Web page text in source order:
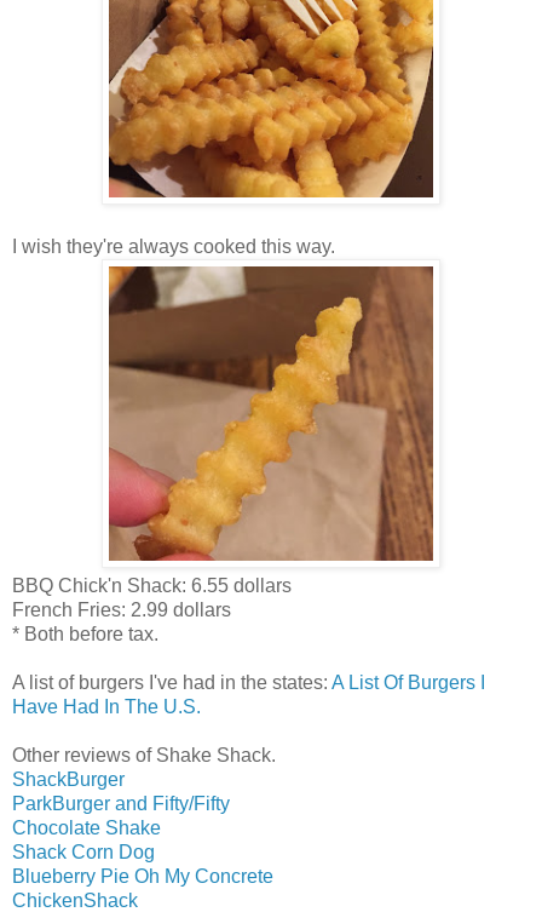
I wish they're always cooked this way.
BBQ Chick'n Shack: 6.55 dollars
French Fries: 2.99 dollars
* Both before tax.
A list of burgers I've had in the states: A List Of Burgers I
Have Had In The U.S.
Other reviews of Shake Shack.
ShackBurger
ParkBurger and Fifty/Fifty
Chocolate Shake
Shack Corn Dog
Blueberry Pie Oh My Concrete
ChickenShack